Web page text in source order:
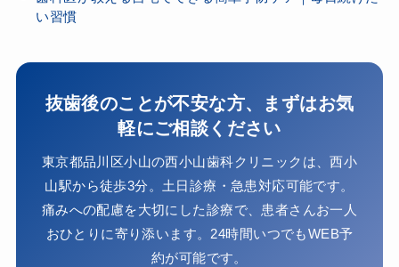
い習慣
抜歯後のことが不安な方、まずはお気
軽にご相談ください
東京都品川区小山の西小山歯科クリニックは、西小
山駅から徒歩3分。土日診療・急患対応可能です。
痛みへの配慮を大切にした診療で、患者さんお一人
おひとりに寄り添います。24時間いつでもWEB予
約が可能です。